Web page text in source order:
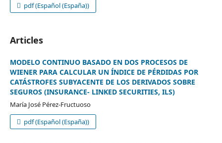
pdf (Español (España))
Articles
MODELO CONTINUO BASADO EN DOS PROCESOS DE
WIENER PARA CALCULAR UN ÍNDICE DE PÉRDIDAS POR
CATÁSTROFES SUBYACENTE DE LOS DERIVADOS SOBRE
SEGUROS (INSURANCE- LINKED SECURITIES, ILS)
María José Pérez-Fructuoso
pdf (Español (España))